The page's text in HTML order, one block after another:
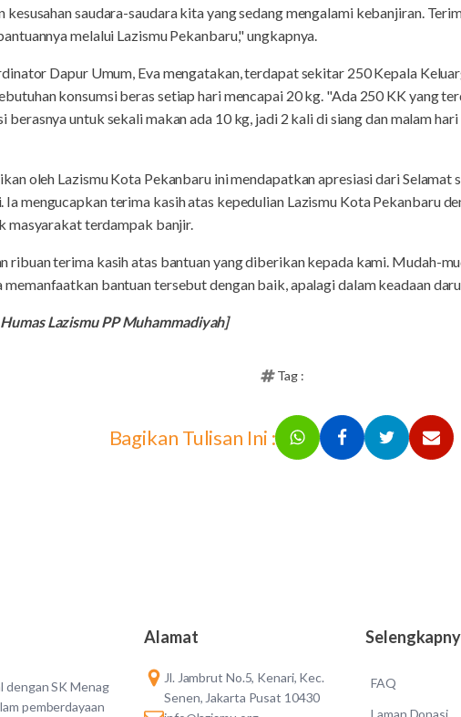
saudara-saudara kita yang sedang mengalami kebanjiran.
melalui Lazismu Pekanbaru," ungkapnya.
Dapur Umum, Eva mengatakan, terdapat sekitar 250 Kepala
konsumsi beras setiap hari mencapai 20 kg. "Ada 250 KK yang
berasnya untuk sekali makan ada 10 kg, jadi 2 kali di siang dan malam
oleh Lazismu Kota Pekanbaru ini mendapatkan apresiasi dari Selamat
Ia mengucapkan terima kasih atas kepedulian Lazismu Kota Pekanbaru
masyarakat terdampak banjir.
ribuan terima kasih atas bantuan yang diberikan kepada kami. Mudah-
memanfaatkan bantuan tersebut dengan baik, apalagi dalam keadaan
Lazismu PP Muhammadiyah]
Tag :
Bagikan Tulisan Ini :
dengan SK Menag
pemberdayaan
Alamat
Jl. Jambrut No.5, Kenari, Kec.
Senen, Jakarta Pusat 10430
FAQ
Laman Donasi